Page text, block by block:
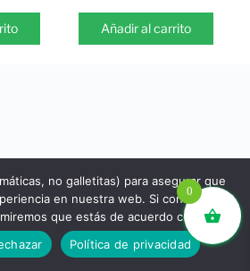
Añadir al carrito
Barcelona para el mundo 💚 |
|Política de Privacidad
0
no galletitas) para asegurar que
en nuestra web. Si continúas
que estás de acuerdo con ello.
Política de privacidad